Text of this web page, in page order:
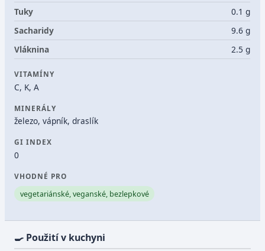
Tuky
0.1 g
Sacharidy
9.6 g
Vláknina
2.5 g
VITAMÍNY
C, K, A
MINERÁLY
železo, vápník, draslík
GI INDEX
0
VHODNÉ PRO
vegetariánské, veganské, bezlepkové
🍳 Použití v kuchyni